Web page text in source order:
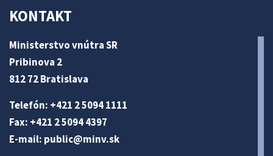
KONTAKT
Ministerstvo vnútra SR
Pribinova 2
812 72 Bratislava
Telefón: +421 2 5094 1111
Fax: +421 2 5094 4397
E-mail: public@minv.sk